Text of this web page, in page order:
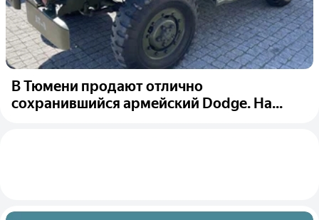
В Тюмени продают отлично
сохранившийся армейский Dodge. На...